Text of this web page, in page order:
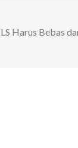
Harus Bebas